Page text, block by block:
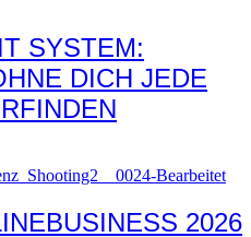
SYSTEM:
DICH JEDE
2026